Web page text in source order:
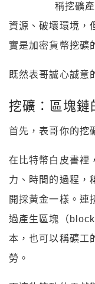
稱挖礦
資源、破壞環境，
實是加密貨幣挖礦
既然表哥誠心誠意
挖礦：區塊鏈
首先，表哥你的挖
在比特幣白皮書裡
力、時間的過程，
開採黃金一樣。連
過產生區塊（
本，也可以稱礦工
勞。